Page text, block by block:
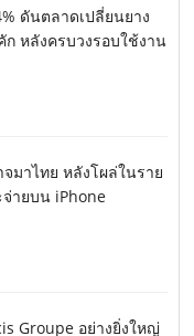
ดันตลาดเปลี่ยนยาง
ก หลังครบวงรอบใช้งาน
มาไทย หลังโผล่ในราย
ายบน iPhone
Groupe อย่างยิ่งใหญ่